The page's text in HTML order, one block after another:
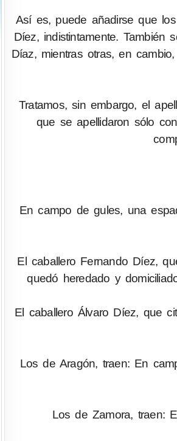
Así es, puede añadirse que
Díez, indistintamente.
Díaz, mientras otras, en
Tratamos, sin embargo, el
que se apellidaron sólo
En campo de gules, una
El caballero Fernando Díez,
quedó heredado y
El caballero Álvaro Díez, que
Los de Aragón, traen: En
Los de Zamora, traen: